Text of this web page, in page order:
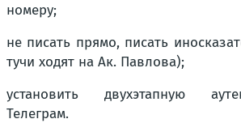
номеру;
не писать прямо, писать
тучи ходят на Ак. Павлова);
установить двухэтапную
Телеграм.